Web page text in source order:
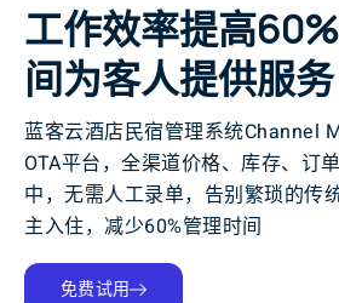
工作效率提高
间为客人提供服务
蓝客云酒店民宿管理系统Channel
OTA平台，全渠道价格、库存、订
中，无需人工录单，告别繁琐的传
主入住，减少60%管理时间
免费试用